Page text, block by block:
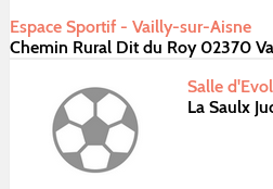
Espace Sportif - Vailly-sur-Aisne
Chemin Rural Dit du Roy 02370
Salle
La Saulx